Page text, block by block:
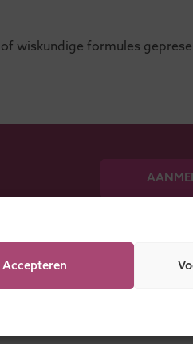
Accepteren
wiskundige formules